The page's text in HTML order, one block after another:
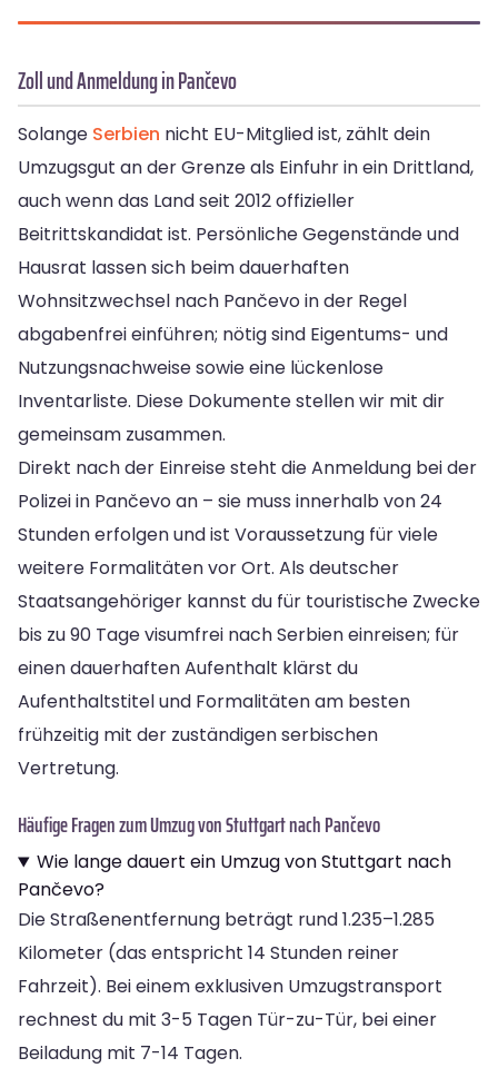
Zoll und Anmeldung in Pančevo
Solange Serbien nicht EU-Mitglied ist, zählt dein
Umzugsgut an der Grenze als Einfuhr in ein Drittland,
auch wenn das Land seit 2012 offizieller
Beitrittskandidat ist. Persönliche Gegenstände und
Hausrat lassen sich beim dauerhaften
Wohnsitzwechsel nach Pančevo in der Regel
abgabenfrei einführen; nötig sind Eigentums- und
Nutzungsnachweise sowie eine lückenlose
Inventarliste. Diese Dokumente stellen wir mit dir
gemeinsam zusammen.
Direkt nach der Einreise steht die Anmeldung bei der
Polizei in Pančevo an – sie muss innerhalb von 24
Stunden erfolgen und ist Voraussetzung für viele
weitere Formalitäten vor Ort. Als deutscher
Staatsangehöriger kannst du für touristische Zwecke
bis zu 90 Tage visumfrei nach Serbien einreisen; für
einen dauerhaften Aufenthalt klärst du
Aufenthaltstitel und Formalitäten am besten
frühzeitig mit der zuständigen serbischen
Vertretung.
Häufige Fragen zum Umzug von Stuttgart nach Pančevo
Wie lange dauert ein Umzug von Stuttgart nach
Pančevo?
Die Straßenentfernung beträgt rund 1.235–1.285
Kilometer (das entspricht 14 Stunden reiner
Fahrzeit). Bei einem exklusiven Umzugstransport
rechnest du mit 3-5 Tagen Tür-zu-Tür, bei einer
Beiladung mit 7-14 Tagen.